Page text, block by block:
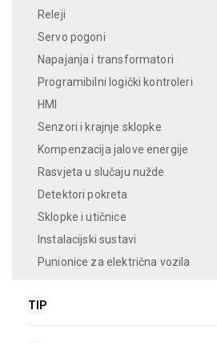
Releji
Servo pogoni
Napajanja i transformatori
Programibilni logički kontroleri
HMI
Senzori i krajnje sklopke
Kompenzacija jalove energije
Rasvjeta u slučaju nužde
Detektori pokreta
Sklopke i utičnice
Instalacijski sustavi
Punionice za električna vozila
TIP